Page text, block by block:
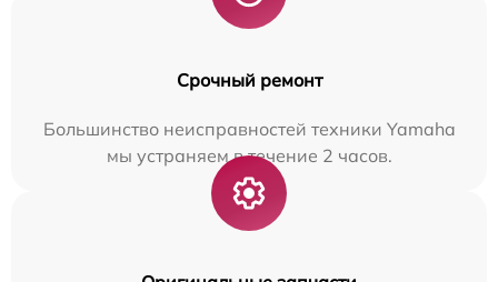
Срочный ремонт
Большинство неисправностей техники Yamaha
мы устраняем в течение 2 часов.